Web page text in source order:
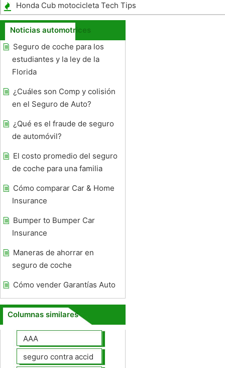
2000 Volvo S80
Honda Cub motocicleta Tech Tips
Noticias automotrices
Seguro de coche para los
estudiantes y la ley de la
Florida
¿Cuáles son Comp y colisión
en el Seguro de Auto?
¿Qué es el fraude de seguro
de automóvil?
El costo promedio del seguro
de coche para una familia
Cómo comparar Car & Home
Insurance
Bumper to Bumper Car
Insurance
Maneras de ahorrar en
seguro de coche
Cómo vender Garantías Auto
Columnas similares
AAA
seguro contra accidentes